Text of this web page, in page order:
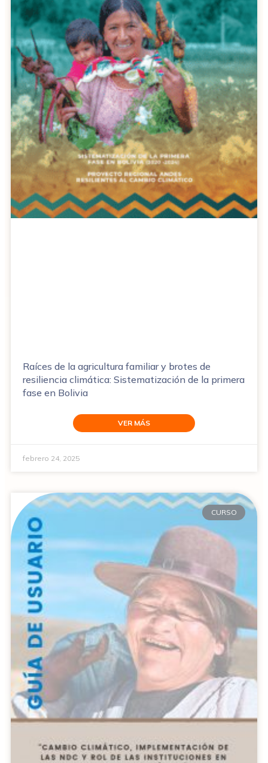
Raíces de la agricultura familiar y brotes de
resiliencia climática: Sistematización de la primera
fase en Bolivia
VER MÁS
febrero 24, 2025
CURSO